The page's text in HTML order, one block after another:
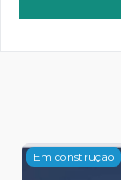
Em construção